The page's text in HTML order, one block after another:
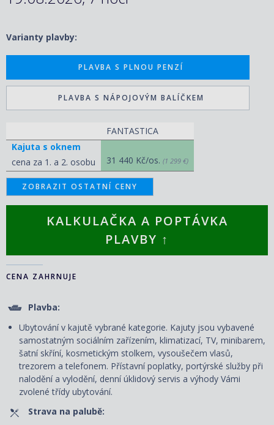
Varianty plavby:
PLAVBA S PLNOU PENZÍ
PLAVBA S NÁPOJOVÝM BALÍČKEM
FANTASTICA
Kajuta s oknem
cena za 1. a 2. osobu
31 440 Kč/os. (1 299 €)
ZOBRAZIT OSTATNÍ CENY
KALKULAČKA A POPTÁVKA
PLAVBY ↑
CENA ZAHRNUJE
Plavba:
Ubytování v kajutě vybrané kategorie. Kajuty jsou vybavené
samostatným sociálním zařízením, klimatizací, TV, minibarem,
šatní skříní, kosmetickým stolkem, vysoušečem vlasů,
trezorem a telefonem. Přístavní poplatky, portýrské služby při
nalodění a vylodění, denní úklidový servis a výhody Vámi
zvolené třídy ubytování.
Strava na palubě: